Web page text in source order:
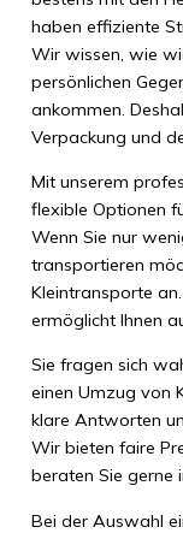
haben effiziente
Wir wissen, wie
persönlichen
ankommen.
Verpackung und
Mit unserem
flexible Optionen
Wenn Sie nur
transportieren
Kleintransporte
ermöglicht Ihnen
Sie fragen sich
einen Umzug von
klare Antworten
Wir bieten faire
beraten Sie gerne
Bei der Auswahl